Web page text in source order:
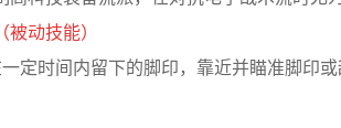
被动技能）
定时间内留下的脚印，靠近并瞄准脚印